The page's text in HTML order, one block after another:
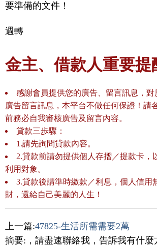
要準備的文件！
週轉
金主、借款人重要提
感謝會員提供您的廣告、留言訊息，對
廣告留言訊息，本平台不做任何保證！請
前務必自我審核廣告及留言內容。
貸款三歩驟：
1.請先詢問貸款內容。
2.貸款前請勿提供個人存摺／提款卡，
利用對象。
3.貸款後請準時繳款／利息，個人信用
財，還給自己美麗的人生！
上一篇:47825-生活所需需要2萬
摘要:，請盡速聯絡我，告訴我有什麼